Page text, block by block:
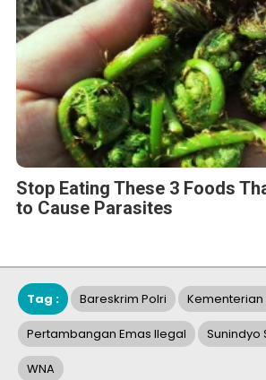
Stop Eating These 3 Foods
to Cause Parasites
Tag : Bareskrim Polri Kementerian
Pertambangan Emas Ilegal Sunindyo
WNA